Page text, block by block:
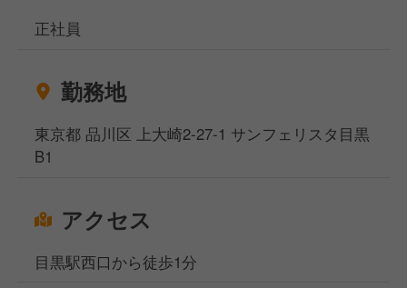
正社員
勤務地
東京都 品川区 上大崎2-27-1 サンフェリスタ目黒
B1
アクセス
目黒駅西口から徒歩1分